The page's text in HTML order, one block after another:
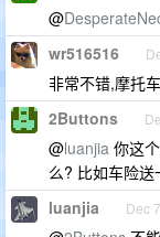
@
wr516516
非常不错,摩托
2Buttons
@luanjia 你这
么? 比如车险送
luanjia Dec